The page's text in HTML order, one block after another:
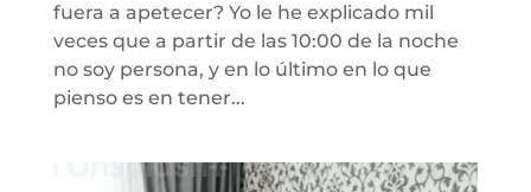
fuera a apetecer? Yo le he explicado mil
veces que a partir de las 10:00 de la noche
no soy persona, y en lo último en lo que
pienso es en tener...